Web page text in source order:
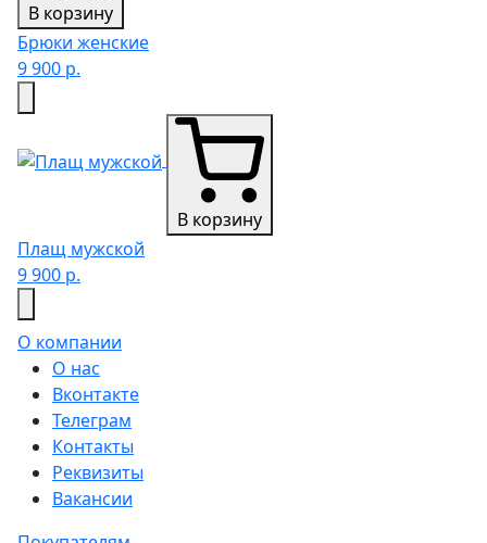
В корзину
Брюки женские
9 900 р.
В корзину
Плащ мужской
9 900 р.
О компании
О нас
Вконтакте
Телеграм
Контакты
Реквизиты
Вакансии